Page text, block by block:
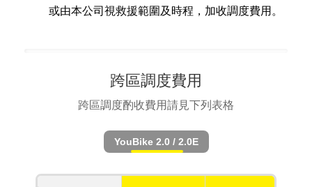
或由本公司視救援範圍及時程，加收調度費用。
跨區調度費用
跨區調度酌收費用請見下列表格
YouBike 2.0 / 2.0E